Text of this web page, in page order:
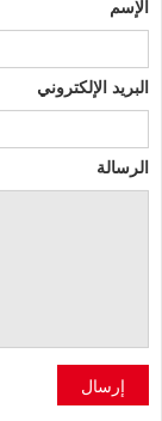
الإسم
البريد الإلكتروني
الرسالة
إرسال